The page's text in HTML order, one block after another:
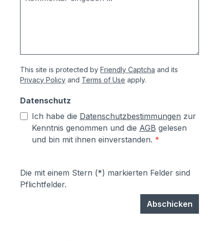
This site is protected by Friendly Captcha and its
Privacy Policy and Terms of Use apply.
Datenschutz
Ich habe die Datenschutzbestimmungen zur
Kenntnis genommen und die AGB gelesen
und bin mit ihnen einverstanden. *
Die mit einem Stern (*) markierten Felder sind
Pflichtfelder.
Abschicken